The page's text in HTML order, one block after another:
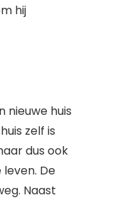
hij
nieuwe huis
zelf is
dus ook
De
Naast